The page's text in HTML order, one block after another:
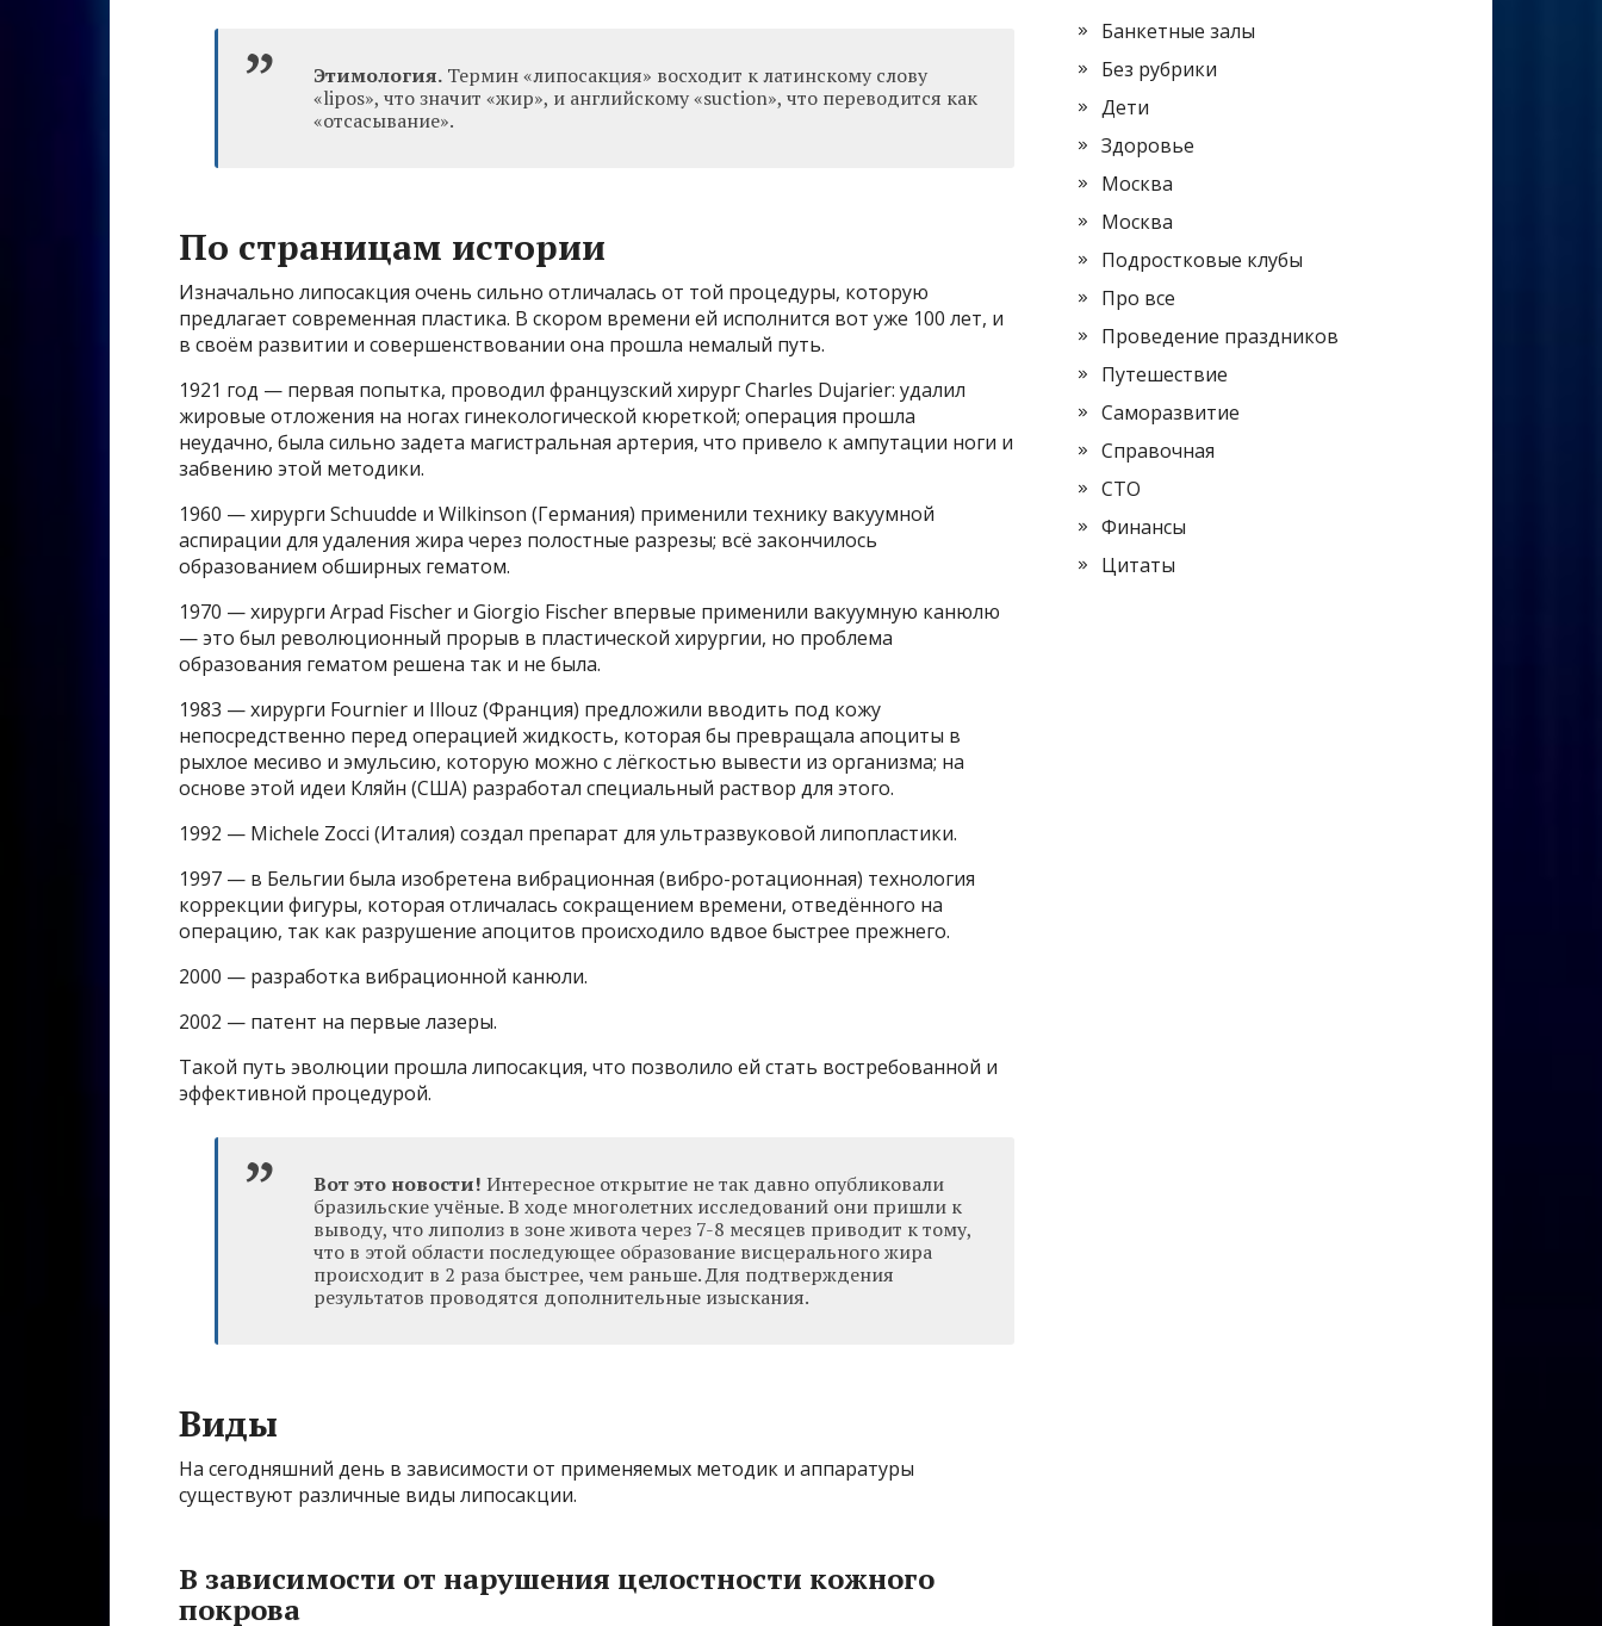
Этимология. Термин «липосакция» восходит к латинскому слову
«lipos», что значит «жир», и английскому «suction», что переводится как
«отсасывание».
По страницам истории
Изначально липосакция очень сильно отличалась от той процедуры, которую
предлагает современная пластика. В скором времени ей исполнится вот уже 100 лет, и
в своём развитии и совершенствовании она прошла немалый путь.
1921 год — первая попытка, проводил французский хирург Сharles Dujarier: удалил
жировые отложения на ногах гинекологической кюреткой; операция прошла
неудачно, была сильно задета магистральная артерия, что привело к ампутации ноги и
забвению этой методики.
1960 — хирурги Schuudde и Wilkinson (Германия) применили технику вакуумной
аспирации для удаления жира через полостные разрезы; всё закончилось
образованием обширных гематом.
1970 — хирурги Arpad Fischer и Giorgio Fischer впервые применили вакуумную канюлю
— это был революционный прорыв в пластической хирургии, но проблема
образования гематом решена так и не была.
1983 — хирурги Fournier и Illouz (Франция) предложили вводить под кожу
непосредственно перед операцией жидкость, которая бы превращала апоциты в
рыхлое месиво и эмульсию, которую можно с лёгкостью вывести из организма; на
основе этой идеи Кляйн (США) разработал специальный раствор для этого.
1992 — Michele Zocci (Италия) создал препарат для ультразвуковой липопластики.
1997 — в Бельгии была изобретена вибрационная (вибро-ротационная) технология
коррекции фигуры, которая отличалась сокращением времени, отведённого на
операцию, так как разрушение апоцитов происходило вдвое быстрее прежнего.
2000 — разработка вибрационной канюли.
2002 — патент на первые лазеры.
Такой путь эволюции прошла липосакция, что позволило ей стать востребованной и
эффективной процедурой.
Вот это новости! Интересное открытие не так давно опубликовали
бразильские учёные. В ходе многолетних исследований они пришли к
выводу, что липолиз в зоне живота через 7-8 месяцев приводит к тому,
что в этой области последующее образование висцерального жира
происходит в 2 раза быстрее, чем раньше. Для подтверждения
результатов проводятся дополнительные изыскания.
Виды
На сегодняшний день в зависимости от применяемых методик и аппаратуры
существуют различные виды липосакции.
В зависимости от нарушения целостности кожного
покрова
Банкетные залы
Без рубрики
Дети
Здоровье
Москва
Москва
Подростковые клубы
Про все
Проведение праздников
Путешествие
Саморазвитие
Справочная
СТО
Финансы
Цитаты